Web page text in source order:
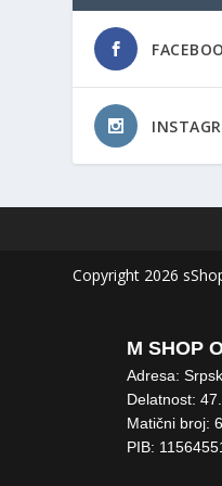
Copyright 2026
M SHOP
Adresa:
Delatnost:
Matični broj:
PIB: